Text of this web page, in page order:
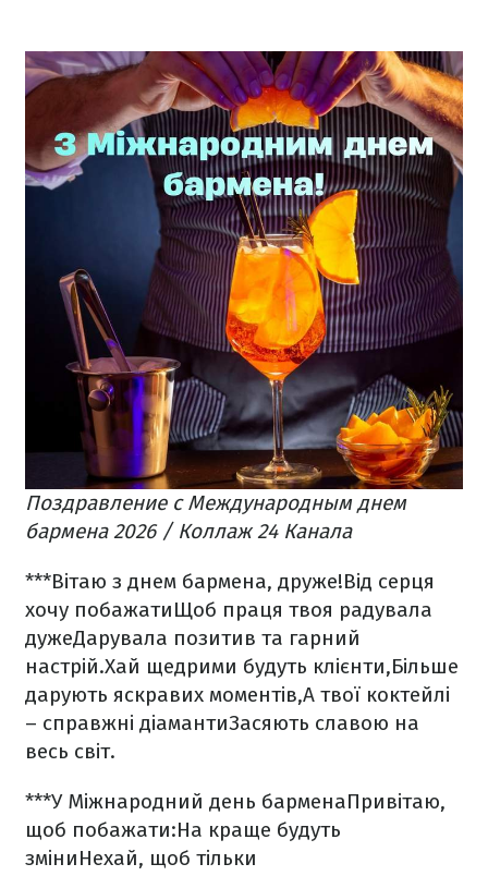
Поздравление с Международным днем
бармена 2026 / Коллаж 24 Канала
***Вітаю з днем бармена, друже!Від серця
хочу побажатиЩоб праця твоя радувала
дужеДарувала позитив та гарний
настрій.Хай щедрими будуть клієнти,Більше
дарують яскравих моментів,А твої коктейлі
– справжні діамантиЗасяють славою на
весь світ.
***У Міжнародний день барменаПривітаю,
щоб побажати:На краще будуть
зміниНехай, щоб тільки